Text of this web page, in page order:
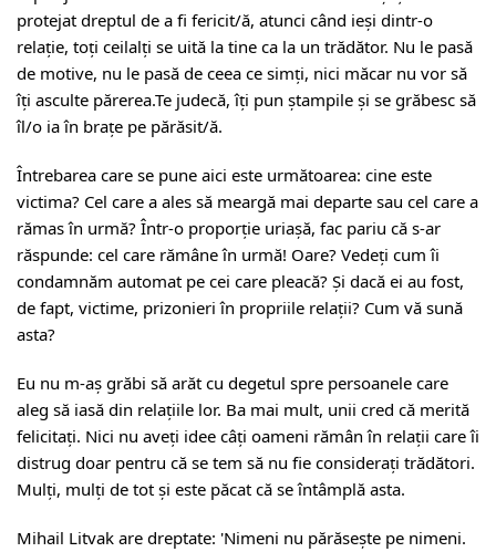
protejat dreptul de a fi fericit/ă, atunci când ieși dintr-o
relație, toți ceilalți se uită la tine ca la un trădător. Nu le pasă
de motive, nu le pasă de ceea ce simți, nici măcar nu vor să
îți asculte părerea.Te judecă, îți pun ștampile și se grăbesc să
îl/o ia în brațe pe părăsit/ă.
Întrebarea care se pune aici este următoarea: cine este
victima? Cel care a ales să meargă mai departe sau cel care a
rămas în urmă? Într-o proporție uriașă, fac pariu că s-ar
răspunde: cel care rămâne în urmă! Oare? Vedeți cum îi
condamnăm automat pe cei care pleacă? Și dacă ei au fost,
de fapt, victime, prizonieri în propriile relații? Cum vă sună
asta?
Eu nu m-aș grăbi să arăt cu degetul spre persoanele care
aleg să iasă din relațiile lor. Ba mai mult, unii cred că merită
felicitați. Nici nu aveți idee câți oameni rămân în relații care îi
distrug doar pentru că se tem să nu fie considerați trădători.
Mulți, mulți de tot și este păcat că se întâmplă asta.
Mihail Litvak are dreptate: 'Nimeni nu părăsește pe nimeni.